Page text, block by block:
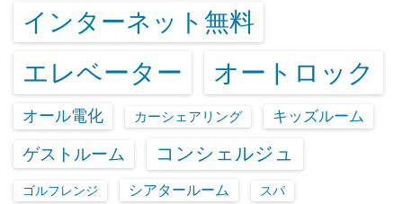
インターネット無料
エレベーター オートロック
オール電化 カーシェアリング キッズルーム
ゲストルーム コンシェルジュ
ゴルフレンジ シアタールーム スパ